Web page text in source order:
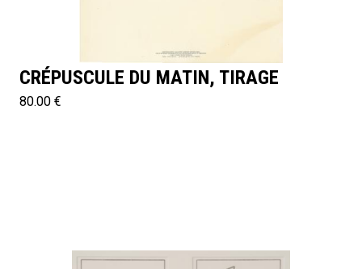
CRÉPUSCULE DU MATIN, TIRAGE
80.00 €